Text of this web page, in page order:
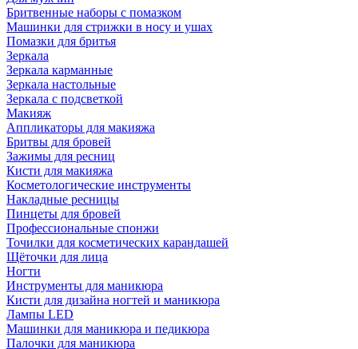
Бритвенные наборы с помазком
Машинки для стрижки в носу и ушах
Помазки для бритья
Зеркала
Зеркала карманные
Зеркала настольные
Зеркала с подсветкой
Макияж
Аппликаторы для макияжа
Бритвы для бровей
Зажимы для ресниц
Кисти для макияжа
Косметологические инструменты
Накладные ресницы
Пинцеты для бровей
Профессиональные спонжи
Точилки для косметических карандашей
Щёточки для лица
Ногти
Инструменты для маникюра
Кисти для дизайна ногтей и маникюра
Лампы LED
Машинки для маникюра и педикюра
Палочки для маникюра